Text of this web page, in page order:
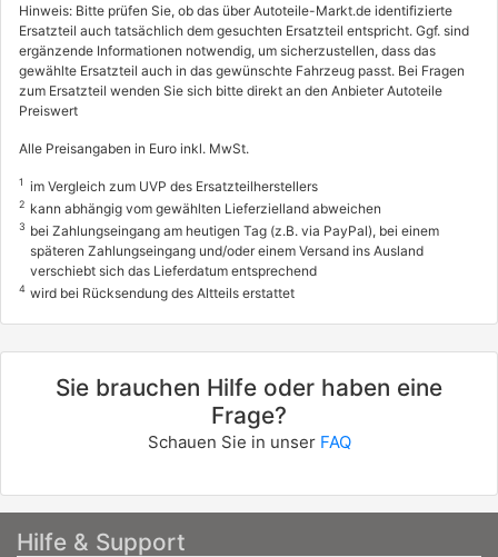
Hinweis: Bitte prüfen Sie, ob das über Autoteile-Markt.de identifizierte
Ersatzteil auch tatsächlich dem gesuchten Ersatzteil entspricht. Ggf. sind
ergänzende Informationen notwendig, um sicherzustellen, dass das
gewählte Ersatzteil auch in das gewünschte Fahrzeug passt. Bei Fragen
zum Ersatzteil wenden Sie sich bitte direkt an den Anbieter Autoteile
Preiswert
Alle Preisangaben in Euro inkl. MwSt.
1 im Vergleich zum UVP des Ersatzteilherstellers
2 kann abhängig vom gewählten Lieferzielland abweichen
3 bei Zahlungseingang am heutigen Tag (z.B. via PayPal), bei einem
späteren Zahlungseingang und/oder einem Versand ins Ausland
verschiebt sich das Lieferdatum entsprechend
4 wird bei Rücksendung des Altteils erstattet
Sie brauchen Hilfe oder haben eine
Frage?
Schauen Sie in unser FAQ
Hilfe & Support